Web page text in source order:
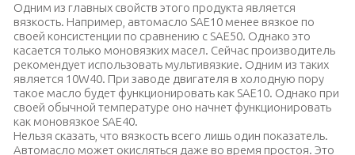
Одним из главных свойств этого продукта является
вязкость. Например, автомасло SAE10 менее вязкое по
своей консистенции по сравнению с SAE50. Однако это
касается только моновязких масел. Сейчас производитель
рекомендует использовать мультивязкие. Одним из таких
является 10W40. При заводе двигателя в холодную пору
такое масло будет функционировать как SAE10. Однако при
своей обычной температуре оно начнет функционировать
как моновязкое SAE40.
Нельзя сказать, что вязкость всего лишь один показатель.
Автомасло может окисляться даже во время простоя. Это